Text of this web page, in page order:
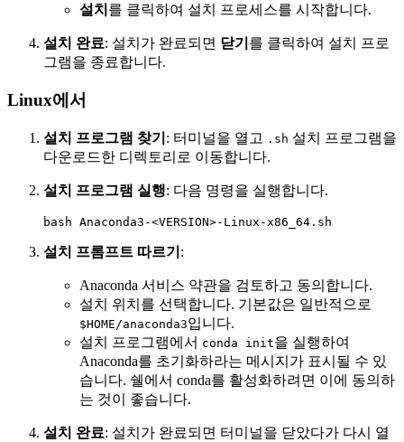
설치 를 클릭하여 설치 프로세스를 시작합니다.
설치 완료: 설치가 완료되면 닫기 를 클릭하여 설치 프로
그램을 종료합니다.
Linux에서
설치 프로그램 찾기 : 터미널을 열고 .sh 설치 프로그램을
다운로드한 디렉토리로 이동합니다.
설치 프로그램 실행: 다음 명령을 실행합니다.
설치 프롬프트 따르기 :
Anaconda 서비스 약관을 검토하고 동의합니다.
설치 위치를 선택합니다. 기본값은 일반적으로
$HOME/anaconda3입니다.
설치 프로그램에서 conda init을 실행하여
Anaconda를 초기화하라는 메시지가 표시될 수 있
습니다. 쉘에서 conda를 활성화하려면 이에 동의하
는 것이 좋습니다.
설치 완료: 설치가 완료되면 터미널을 닫았다가 다시 열